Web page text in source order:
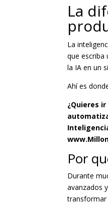
La
La
que escriba
la IA en un
Ahí es
¿Quieres
Por
Durante
avanzados
transformar